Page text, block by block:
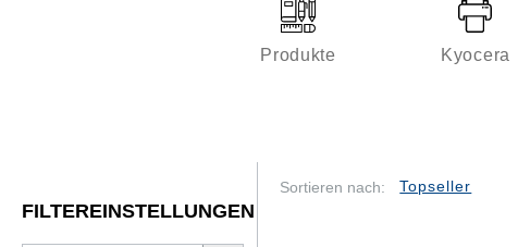
Produkte Kyocera
Kleben & Versenden
Schreiben & Korrigieren
FILTEREINSTELLUNGEN
Sortieren nach: